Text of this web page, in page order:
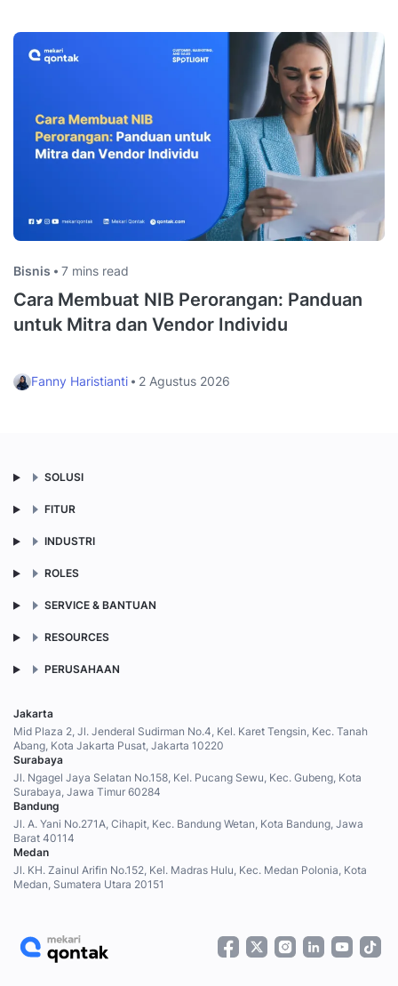
Bisnis 7 mins read
Cara Membuat NIB Perorangan: Panduan
untuk Mitra dan Vendor Individu
Fanny Haristianti 2 Agustus 2026
SOLUSI
FITUR
INDUSTRI
ROLES
SERVICE & BANTUAN
RESOURCES
PERUSAHAAN
Jakarta
Mid Plaza 2, Jl. Jenderal Sudirman No.4, Kel. Karet Tengsin, Kec. Tanah
Abang, Kota Jakarta Pusat, Jakarta 10220
Surabaya
Jl. Ngagel Jaya Selatan No.158, Kel. Pucang Sewu, Kec. Gubeng, Kota
Surabaya, Jawa Timur 60284
Bandung
Jl. A. Yani No.271A, Cihapit, Kec. Bandung Wetan, Kota Bandung, Jawa
Barat 40114
Medan
Jl. KH. Zainul Arifin No.152, Kel. Madras Hulu, Kec. Medan Polonia, Kota
Medan, Sumatera Utara 20151